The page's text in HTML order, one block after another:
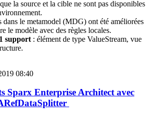
la source et la cible ne sont pas disponibles
dans le metamodel (MDG) ont été améliorées
le modèle avec des règles locales.
support : élément de type ValueStream, vue
08:40
Sparx Enterprise Architect avec